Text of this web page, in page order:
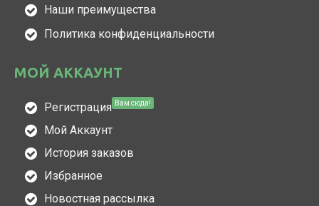
Наши преимущества
Политика конфиденциальности
МОЙ АККАУНТ
Регистрация Вам сюда!
Мой Аккаунт
История заказов
Избранное
Новостная рассылка